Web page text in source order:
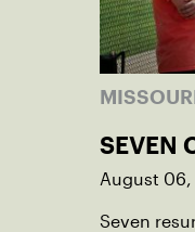
SEVEN
August 06,
Seven